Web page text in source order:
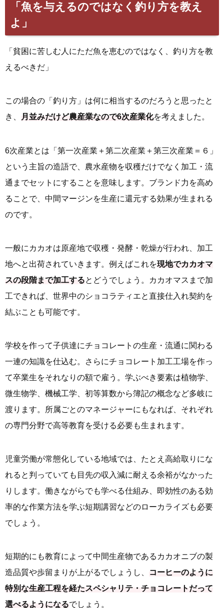
「魚を与えるのではなく釣り方を教え
よ」
「貧困に苦しむ人にただ魚を恵むのではなく、釣り方を教
えるべきだ」
この場合の「釣り方」は何に相当するのだろうと思ったと
き、
月並みだけど農産業なので6次産業化を考えました。
6次産業とは「第一次産業＋第二次産業＋第三次産業＝６」
という主旨の造語で、農水産物を収穫だけでなく加工・流
通までセットにすることを意味します。ブランド力を高め
ることで、中間マージンを生産に還元する効果が生まれる
のです。
一般にカカオは原産地で収穫・発酵・乾燥が行われ、加工
地へと出荷されていきます。例えばこれを現地でカカオマ
スの段階まで加工するとどうでしょう。カカオマスまで加
工できれば、世界中のショコラティエと直接仕入れ契約を
結ぶことも可能です。
学校を作って子供達にチョコレートの生産・流通に関わる
一連の知識を仕込む。さらにチョコレート加工工場を作っ
て卒業生をそれなりの額で雇う。学ぶべき要素は植物学、
微生物学、機械工学、初等算数から簿記の概念など多岐に
渡ります。所属ごとのマネージャーにもなれば、それぞれ
の専門分野で高等教育を受ける必要も生まれます。
児童労働が常態化している地域では、たとえ高給取りにな
れると判っていても目先の収入減に耐える余裕がなかった
りします。働きながらでも学べる仕組み、即効性のある効
率的な作業方法を学ぶ短期講習などのローカライズも必要
でしょう。
短期的にも教育によって中間生産物であるカカオニブの製
造品質や歩留まりが上がるでしょうし、
コーヒーのように
特別な生産工程を経たスペシャリテ・チョコレートだって
選べるようになるでしょう。